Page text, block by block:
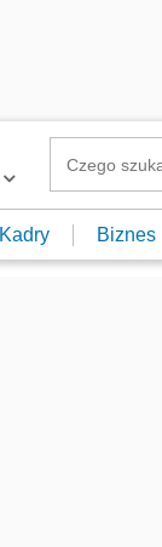
Kadry Biznes